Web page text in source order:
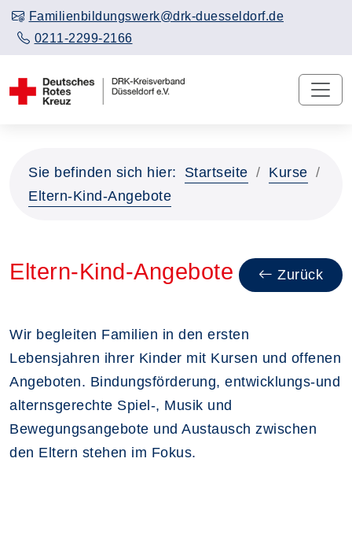
Familienbildungswerk@drk-duesseldorf.de
0211-2299-2166
Sie befinden sich hier: Startseite
Kurse
Eltern-Kind-Angebote
Zurück
Eltern-Kind-Angebote
Wir begleiten Familien in den ersten
Lebensjahren ihrer Kinder mit Kursen und offenen
Angeboten. Bindungsförderung, entwicklungs-und
alternsgerechte Spiel-, Musik und
Bewegungsangebote und Austausch zwischen
den Eltern stehen im Fokus.